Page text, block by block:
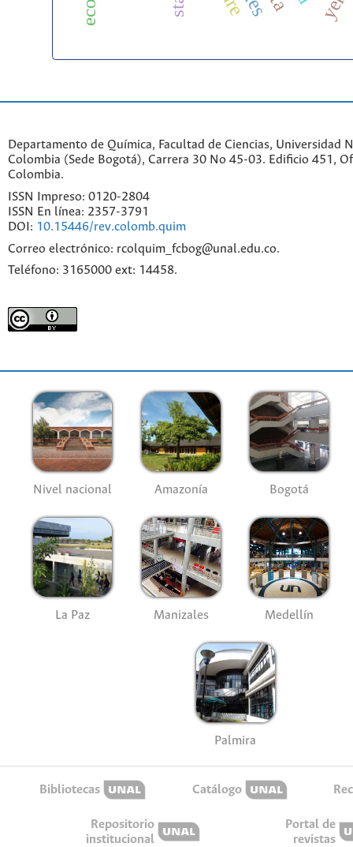
Departamento de Química, Facultad de Ciencias, Universidad
Colombia (Sede Bogotá), Carrera 30 No 45-03. Edificio 451,
Colombia.
ISSN Impreso: 0120-2804
ISSN En línea: 2357-3791
DOI: 10.15446/rev.colomb.quim
Correo electrónico: rcolquim_fcbog@unal.edu.co.
Teléfono: 3165000 ext: 14458.
Nivel nacional Amazonía Bogotá
La Paz Manizales Medellín
Palmira
Bibliotecas Catálogo
Repositorio
institucional
Portal de
revistas